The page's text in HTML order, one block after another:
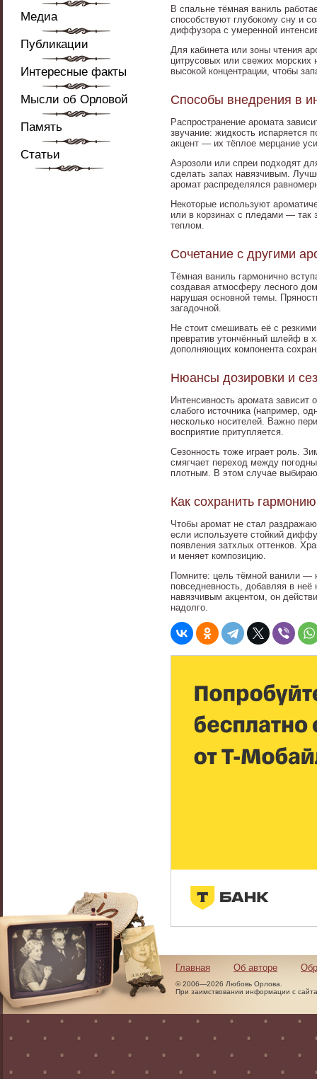
Медиа
Публикации
Интересные факты
Мысли об Орловой
Память
Статьи
В спальне тёмная ваниль
способствуют глубокому сну и
диффузора с умеренной
Для кабинета или зоны чтения
цитрусовых или свежих морских
высокой концентрации, чтобы
Способы внедрения в
Распространение аромата
звучание: жидкость испаряется
акцент — их тёплое мерцание
Аэрозоли или спреи подходят
сделать запах навязчивым.
аромат распределялся
Некоторые используют
или в корзинах с пледами — так
теплом.
Сочетание с другими
Тёмная ваниль гармонично
создавая атмосферу лесного
нарушая основной темы.
загадочной.
Не стоит смешивать её с
превратив утончённый шлейф в
дополняющих компонента
Нюансы дозировки и
Интенсивность аромата
слабого источника (например,
несколько носителей. Важно
восприятие притупляется.
Сезонность тоже играет роль.
смягчает переход между
плотным. В этом случае
Как сохранить гармонию
Чтобы аромат не стал
если используете стойкий
появления затхлых оттенков.
и меняет композицию.
Помните: цель тёмной ванили —
повседневность, добавляя в
навязчивым акцентом, он
надолго.
Главная Об авторе
© 2006—2026 Любовь Орлова.
При заимствовании информации с